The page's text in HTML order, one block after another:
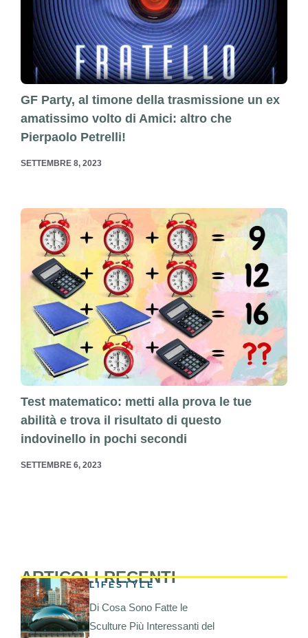
GF Party, al timone della trasmissione un ex
amatissimo volto di Amici: altro che
Pierpaolo Petrelli!
SETTEMBRE 8, 2023
Test matematico: metti alla prova le tue
abilità e trova il risultato di questo
indovinello in pochi secondi
SETTEMBRE 6, 2023
ARTICOLI RECENTI
LIFESTYLE
Di Cosa Sono Fatte le
Sculture Più Interessanti del